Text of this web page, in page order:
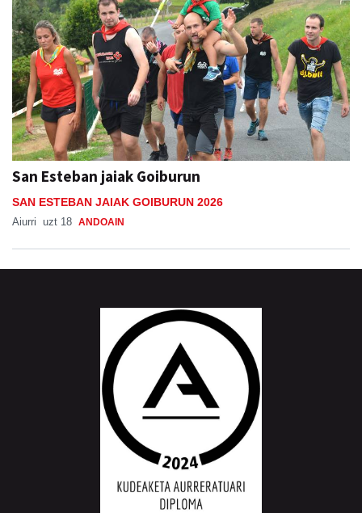
San Esteban jaiak Goiburun
SAN ESTEBAN JAIAK GOIBURUN 2026
Aiurri uzt 18 ANDOAIN